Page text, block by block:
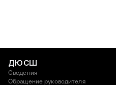
ДЮСШ
Сведения
Обращение руководителя